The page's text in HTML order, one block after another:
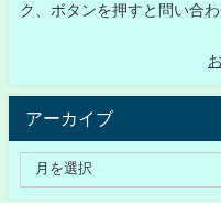
ク、ボタンを押すと問い合
アーカイブ